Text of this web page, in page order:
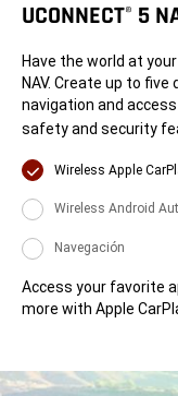
UCONNECT® 5
Have the world at
NAV. Create up to
navigation and
safety and security
PantallaWireless Apple
PantallaWireless Android
PantallaNavegación
Access your favorite
more with Apple
apps,
play